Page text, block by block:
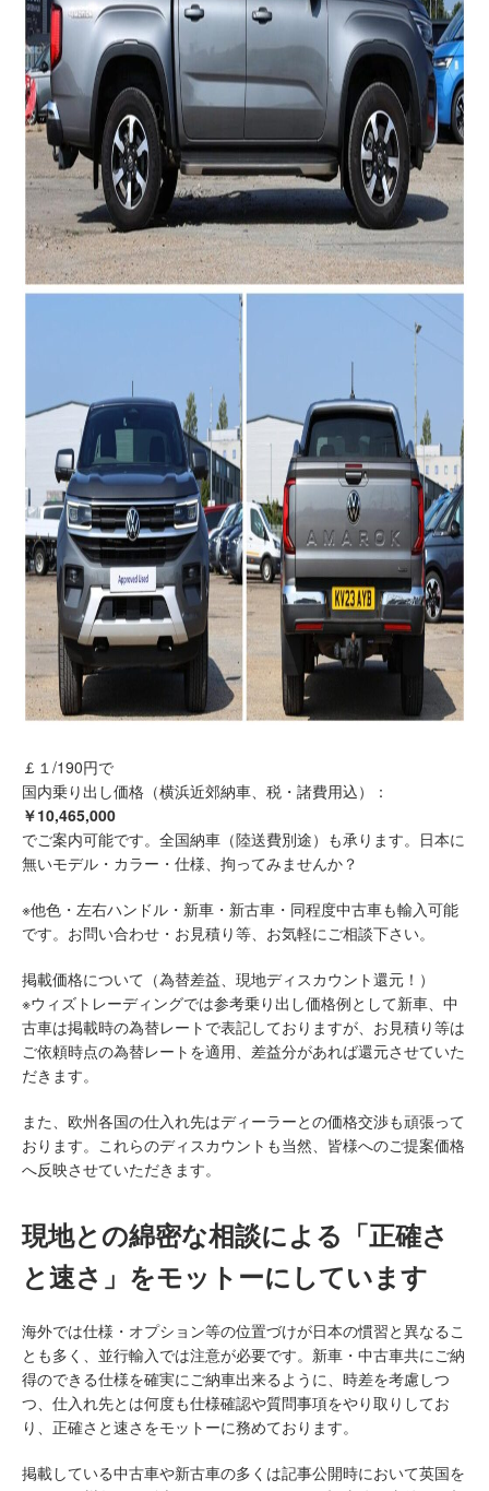
￡１/190円で
国内乗り出し価格（横浜近郊納車、税・諸費用込）：
￥10,465,000
でご案内可能です。全国納車（陸送費別途）も承ります。日本に
無いモデル・カラー・仕様、拘ってみませんか？
※他色・左右ハンドル・新車・新古車・同程度中古車も輸入可能
です。お問い合わせ・お見積り等、お気軽にご相談下さい。
掲載価格について（為替差益、現地ディスカウント還元！）
※ウィズトレーディングでは参考乗り出し価格例として新車、中
古車は掲載時の為替レートで表記しておりますが、お見積り等は
ご依頼時点の為替レートを適用、差益分があれば還元させていた
だきます。
また、欧州各国の仕入れ先はディーラーとの価格交渉も頑張って
おります。これらのディスカウントも当然、皆様へのご提案価格
へ反映させていただきます。
現地との綿密な相談による「正確さ
と速さ」をモットーにしています
海外では仕様・オプション等の位置づけが日本の慣習と異なるこ
とも多く、並行輸入では注意が必要です。新車・中古車共にご納
得のできる仕様を確実にご納車出来るように、時差を考慮しつ
つ、仕入れ先とは何度も仕様確認や質問事項をやり取りしてお
り、正確さと速さをモットーに務めております。
掲載している中古車や新古車の多くは記事公開時において英国を